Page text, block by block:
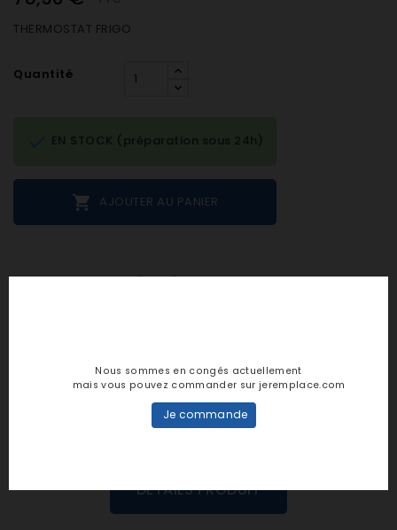
THERMOSTAT FRIGO
Quantité
 AJOUTER AU PANIER
EN STOCK (préparation sous 24h)
Notes et avis clients
EVALUEZ-LE
DÉTAILS PRODUIT
Nous sommes en congés actuellement
mais vous pouvez commander sur jeremplace.com
Je commande